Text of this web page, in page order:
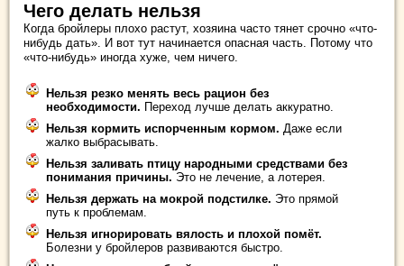
Чего делать нельзя
Когда бройлеры плохо растут, хозяина часто тянет срочно «что-
нибудь дать». И вот тут начинается опасная часть. Потому что
«что-нибудь» иногда хуже, чем ничего.
Нельзя резко менять весь рацион без
необходимости. Переход лучше делать аккуратно.
Нельзя кормить испорченным кормом. Даже если
жалко выбрасывать.
Нельзя заливать птицу народными средствами без
понимания причины. Это не лечение, а лотерея.
Нельзя держать на мокрой подстилке. Это прямой
путь к проблемам.
Нельзя игнорировать вялость и плохой помёт.
Болезни у бройлеров развиваются быстро.